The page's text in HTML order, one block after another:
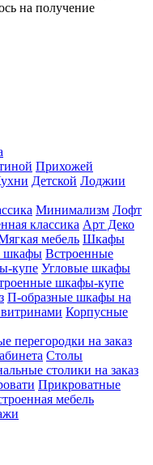
на получение
Прихожей
Детской Лоджии
Минимализм Лофт
классика Арт Деко
мебель Шкафы
шкафы Встроенные
купе Угловые шкафы
шкафы-купе
П-образные шкафы на
Корпусные
перегородки на заказ
Столы
столики на заказ
Прикроватные
мебель